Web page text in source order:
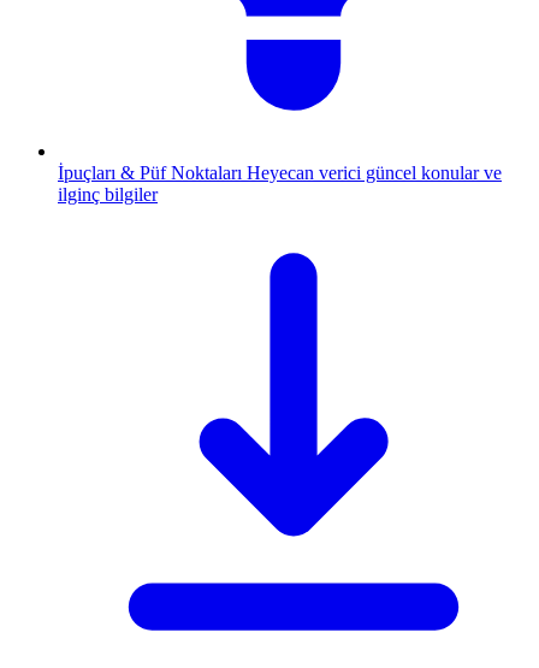
İpuçları & Püf Noktaları Heyecan verici güncel konular ve
ilginç bilgiler